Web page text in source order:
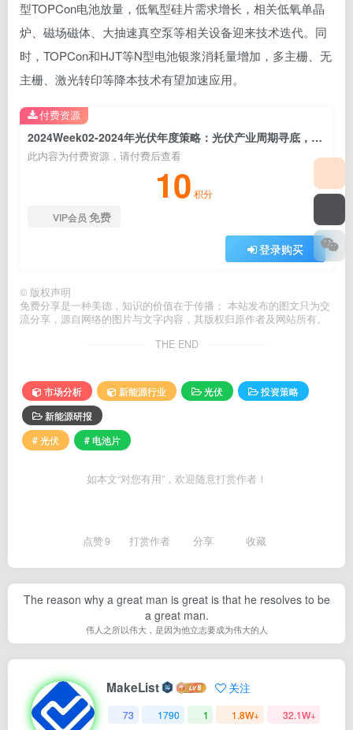
型TOPCon电池放量，低氧型硅片需求增长，相关低氧单晶
炉、磁场磁体、大抽速真空泵等相关设备迎来技术迭代。同
时，TOPCon和HJT等N型电池银浆消耗量增加，多主栅、无
主栅、激光转印等降本技术有望加速应用。
2024Week02-2024年光伏年度策略：光伏产业周期寻底，N型电池催生技术迭代
此内容为付费资源，请付费后查看
10 积分
VIP会员 免费
登录购买
付费资源
© 版权声明
免费分享是一种美德，知识的价值在于传播； 本站发布的图文只为交
流分享，源自网络的图片与文字内容，其版权归原作者及网站所有。
THE END
市场分析 新能源行业 光伏
投资策略
新能源研报
# 光伏
# 电池片
如本文“对您有用”，欢迎随意打赏作者！
点赞9 打赏作者 分享 收藏
The reason why a great man is great is that he resolves to be
a great man.
伟人之所以伟大，是因为他立志要成为伟大的人
MakeList 关注
73 1790 1 1.8W+ 32.1W+